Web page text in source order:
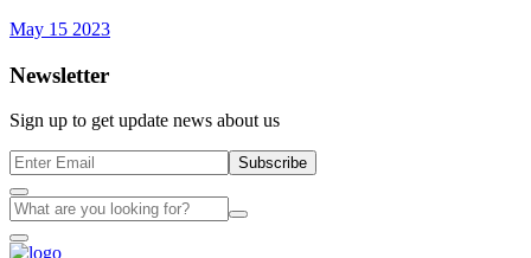
May 15 2023
Newsletter
Sign up to get update news about us
Subscribe